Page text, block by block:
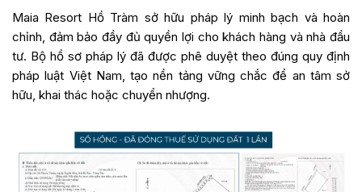
Maia Resort Hồ Tràm sở hữu pháp lý minh bạch và hoàn
chỉnh, đảm bảo đầy đủ quyền lợi cho khách hàng và nhà đầu
tư. Bộ hồ sơ pháp lý đã được phê duyệt theo đúng quy định
pháp luật Việt Nam, tạo nền tảng vững chắc để an tâm sở
hữu, khai thác hoặc chuyển nhượng.